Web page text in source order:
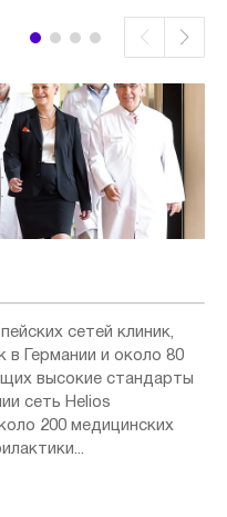
сетей клиник,
Германии и около 80
высокие стандарты
сеть Helios
200 медицинских